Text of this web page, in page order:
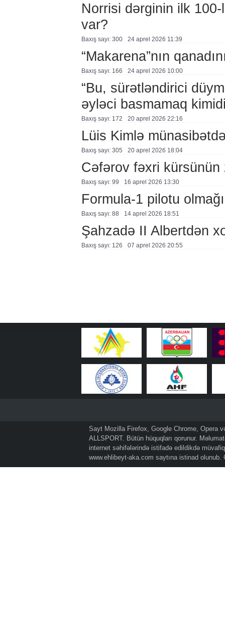
Norrisi dərginin ilk
var?
Baxış sayı: 300 24 aprel 2026 11:39
“Makarena”nın
Baxış sayı: 166 24 aprel 2026 10:00
“Bu, sürətləndirici
əyləci basmamaq
Baxış sayı: 172 20 aprel 2026 22:16
Lüis Kimlə
Baxış sayı: 305 20 aprel 2026 18:04
Cəfərov fəxri kürsünün
Baxış sayı: 99 16 aprel 2026 13:30
Formula-1 pilotu
Baxış sayı: 88 14 aprel 2026 18:51
Şahzadə II Albertdən
Baxış sayı: 126 07 aprel 2026 20:55
Sayt Mozilla Firefox, Google Chrome, Opera
ALLSPORT. Bütün hüquqları qorunur.
internet səhifələrində istifadə edildikdə
www.ehlibeyt-aka.com saytına istinad olunub.